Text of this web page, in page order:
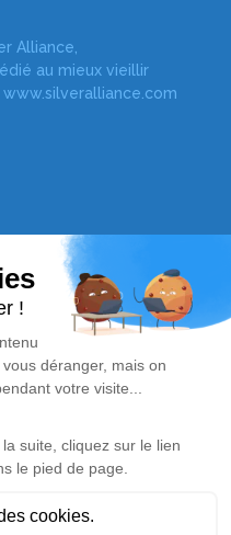
Alliance,
au mieux vieillir
www.silveralliance.com